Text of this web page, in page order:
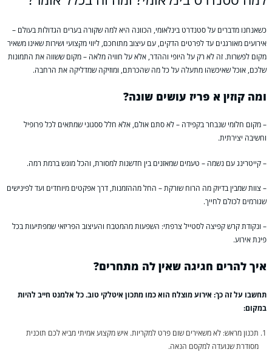
כשאנחנו מדברים על סטנדרט בינלאומי, הכוונה היא למה שקורה בערים הגדולות בעולם –
אירועים מאורגנים עד לפרטים הדקים, עם עיצוב מתוחכם, ליווי מקצועי ושירות שאינו משאיר
מקום לפשרות. זה לא רק על היופי וההדר, אלא על חוויה מלאה – מקום ששווה את התמונות
שלכם, אוכל שאיכשהו מתעלה על כל מה שהכרתם, ומוזיקה שמדליקה את הרחבה.
ומה קוזין א פריז עושים שונה?
– מקום חלומי שנבחר בקפידה – לא סתם אולם, אלא חלל ססגוני שמתאים לכל פרופיל
וחשיבה יצירתית.
– קייטרינג עם נשמה – טעמים שמאזנים בין חדשנות למסורת, והכל מוגש ברמת רמה.
– צוות שמבין בדיוק מה הרוח שורקת – החל מההזמנות, דרך אפקטים מיוחדים ועד לפינישים
שגורמים לכולם לחייך.
– ונקודת קרש קפיצה לסטייל צרפתי: השפעות מהמטבח והעיצוב הפריזאי שמפתיעות בכל
פינת אירוע.
איך להרים חגיגה שאין לה מתחרים?
תחשבו על זה כך: אירוע מוצלח הוא כמו מתכון איטלקי טוב. כל אלמנט חייב להיות
במקום:
תכנון מראש: לא משאירים שום פרט למקריות. איש מקצוע אמיתי מביא לכם תוכנית
מסודרת שנועדה למקסם הנאה.